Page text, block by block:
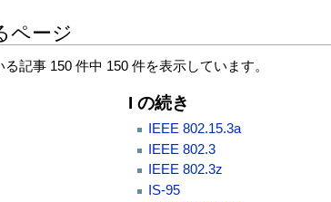
ページ
記事 150 件中 150 件を表示しています。
I の続き
IEEE 802.15.3a
IEEE 802.3
IEEE 802.3z
IS-95